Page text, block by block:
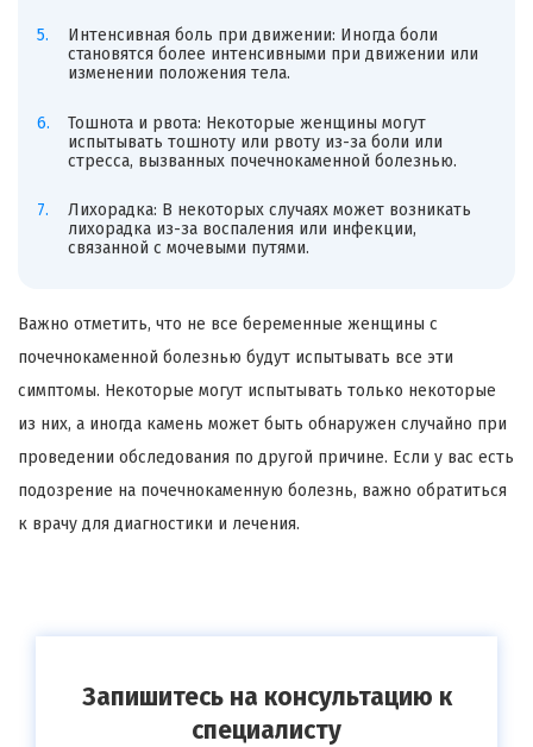
Интенсивная боль при движении: Иногда боли
становятся более интенсивными при движении или
изменении положения тела.
Тошнота и рвота: Некоторые женщины могут
испытывать тошноту или рвоту из-за боли или
стресса, вызванных почечнокаменной болезнью.
Лихорадка: В некоторых случаях может возникать
лихорадка из-за воспаления или инфекции,
связанной с мочевыми путями.
Важно отметить, что не все беременные женщины с
почечнокаменной болезнью будут испытывать все эти
симптомы. Некоторые могут испытывать только некоторые
из них, а иногда камень может быть обнаружен случайно при
проведении обследования по другой причине. Если у вас есть
подозрение на почечнокаменную болезнь, важно обратиться
к врачу для диагностики и лечения.
Запишитесь на консультацию к
специалисту